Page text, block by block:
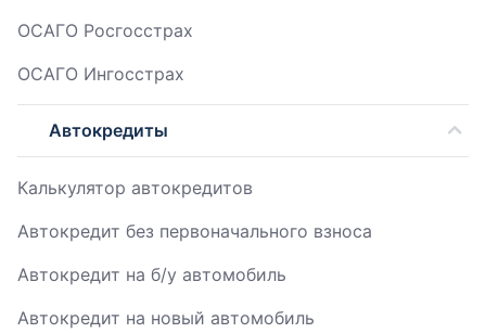
ОСАГО Росгосстрах
ОСАГО Ингосстрах
Автокредиты
Калькулятор автокредитов
Автокредит без первоначального взноса
Автокредит на б/у автомобиль
Автокредит на новый автомобиль